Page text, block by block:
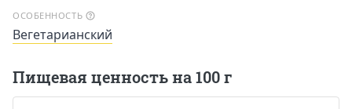
ОСОБЕННОСТЬ
Вегетарианский
Пищевая ценность на 100 г